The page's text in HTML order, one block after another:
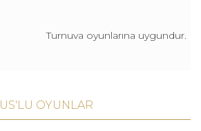
Turnuva oyunlarına uygundur.
US'LU OYUNLAR